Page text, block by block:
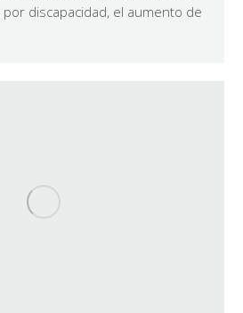
discapacidad, el aumento de